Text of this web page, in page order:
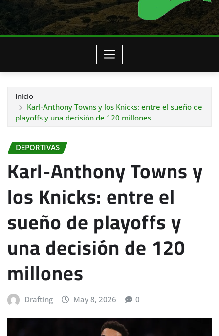
Inicio
Karl-Anthony Towns y los Knicks: entre el sueño de
playoffs y una decisión de 120 millones
DEPORTIVAS
Karl-Anthony Towns y
los Knicks: entre el
sueño de playoffs y
una decisión de 120
millones
Drafting May 8, 2026 0